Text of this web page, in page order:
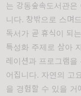
는 강동숲속도서관
니다. 창밖으로 스며
독서가 곧 휴식이 되
특성화 주제로 삼아
레이션과 프로그램
어집니다. 자연의 고
을 경험할 수 있을 거